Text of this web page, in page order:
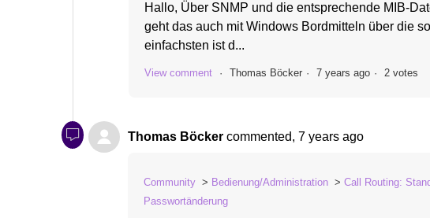
Hallo, Über SNMP und die entsprechende MIB-
geht das auch mit Windows Bordmitteln über die
einfachsten ist d...
View comment Thomas Böcker 7 years ago 2 votes
Thomas Böcker commented, 7 years ago
Community Bedienung/Administration
Call Routing:
Passwortänderung